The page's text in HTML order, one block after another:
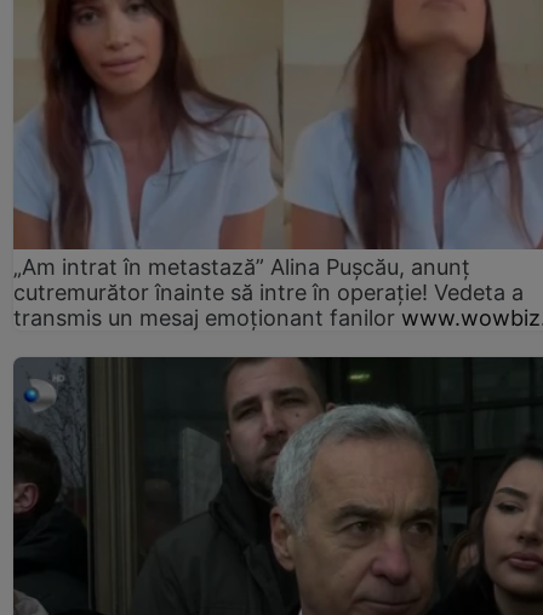
„Am intrat în metastază” Alina Pușcău, anunț
cutremurător înainte să intre în operație! Vedeta a
transmis un mesaj emoționant fanilor